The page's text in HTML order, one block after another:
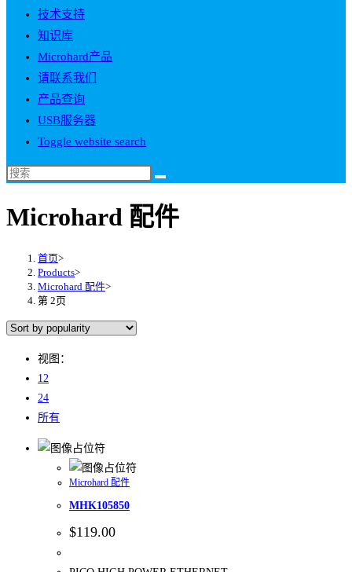
技术支持
知识库
Microhard产品
请联系我们
产品查询
USB服务器
Toggle website search
Microhard 配件
首页>
Products>
Microhard 配件>
第 2页
视图：
12
24
所有
Microhard 配件
MHK105850
$119.00